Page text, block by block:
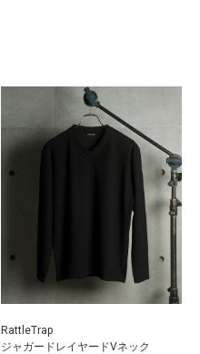
RattleTrap
ジャガードレイヤードVネック